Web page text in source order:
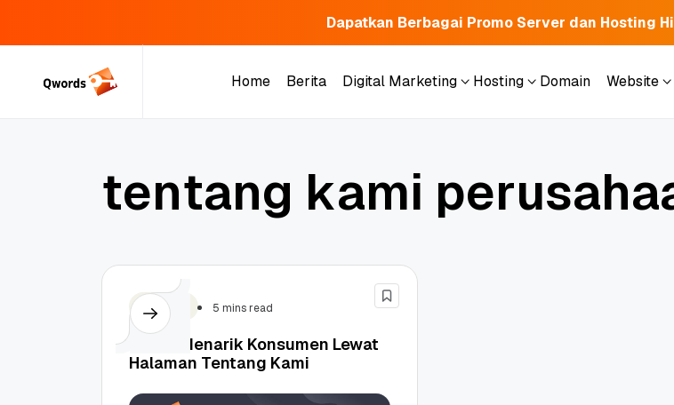
Dapatkan Berbagai Promo Server dan Hosting
Home
Berita
Digital Marketing
Hosting
Domain
Website
tentang kami perusaha
Website 5 mins read
9 Tips Menarik Konsumen Lewat
Halaman Tentang Kami